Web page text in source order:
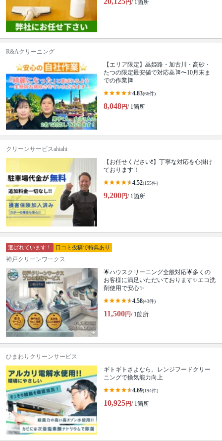
円/ 1箇所
R&Aクリーニング
【エリア限定】🙇姫路・加古川・高砂・
たつの限定最安値で対応🙇🎏〜10月末ま
での作業🎏
4.83(66件)
8,048円/ 1箇所
クリーンサービスahiahi
【お任せください❗️】丁寧な対応を心掛け
ております！
4.52(155件)
9,200円/ 1箇所
選ばれています！ 口コミ投稿で特典あり
神戸クリーンワークス
🌟ハウスクリーニング全般対応🌟多くの
お客様に満足いただいております✨エコ洗
剤使用で安心✨
4.58(43件)
11,500円/ 1箇所
ひまわりクリーンサービス
ギトギトさよなら。レンジフードクリー
ニングで換気能力向上
4.69(194件)
10,925円/ 1箇所